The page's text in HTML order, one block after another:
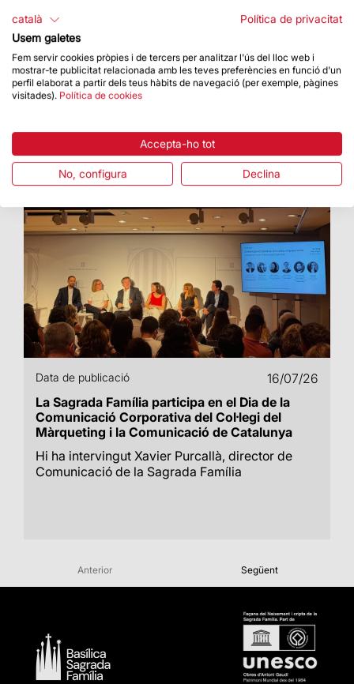
La Basílica ha acollit una proposta artística amb
el Cor Cererols, Lídia Pujol i Maria Arnal
Data de publicació
16/07/26
La Sagrada Família participa en el Dia de la
Comunicació Corporativa del Col·legi del
Màrqueting i la Comunicació de Catalunya
Hi ha intervingut Xavier Purcallà, director de
Comunicació de la Sagrada Família
Anterior Següent
català
Política de privacitat
Usem galetes
Fem servir cookies pròpies i de tercers per analitzar l'ús del lloc web i
mostrar-te publicitat relacionada amb les teves preferències en funció d'un
perfil elaborat a partir dels teus hàbits de navegació (per exemple, pàgines
visitades). Política de cookies
Accepta-ho tot
No, configura Declina